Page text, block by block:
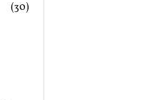
(30)